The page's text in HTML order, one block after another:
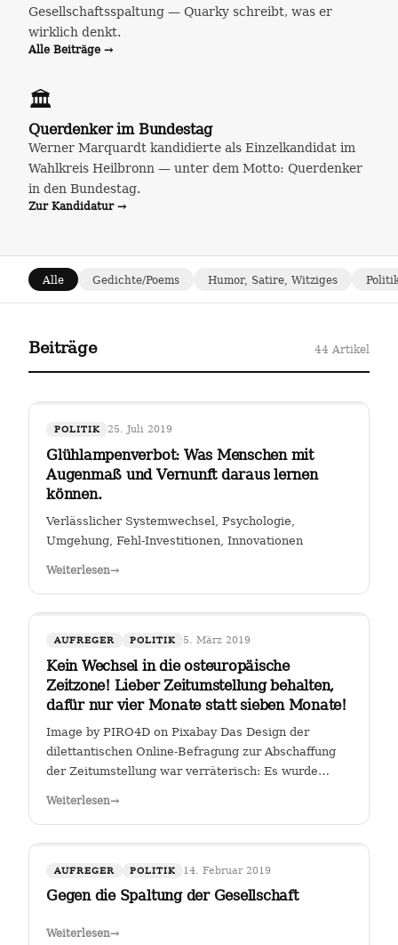
Gesellschaftsspaltung — Quarky schreibt, was er
wirklich denkt.
Alle Beiträge →
🏛️
Querdenker im Bundestag
Werner Marquardt kandidierte als Einzelkandidat im
Wahlkreis Heilbronn — unter dem Motto: Querdenker
in den Bundestag.
Zur Kandidatur →
Alle Gedichte/Poems Humor, Satire, Witziges
Beiträge 44 Artikel
POLITIK 25. Juli 2019
Glühlampenverbot: Was Menschen mit
Augenmaß und Vernunft daraus lernen
können.
Verlässlicher Systemwechsel, Psychologie,
Umgehung, Fehl-Investitionen, Innovationen
Weiterlesen→
AUFREGER POLITIK 5. März 2019
Kein Wechsel in die osteuropäische
Zeitzone! Lieber Zeitumstellung behalten,
dafür nur vier Monate statt sieben Monate!
Image by PIRO4D on Pixabay Das Design der
dilettantischen Online-Befragung zur Abschaffung
der Zeitumstellung war verräterisch: Es wurde
Weiterlesen→
AUFREGER POLITIK 14. Februar 2019
Gegen die Spaltung der Gesellschaft
Weiterlesen→